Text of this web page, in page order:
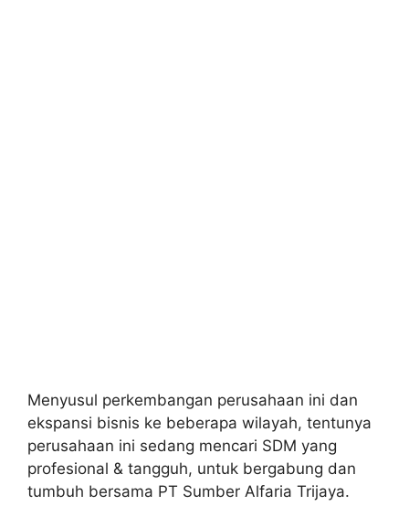
Menyusul perkembangan perusahaan ini dan
ekspansi bisnis ke beberapa wilayah, tentunya
perusahaan ini sedang mencari SDM yang
profesional & tangguh, untuk bergabung dan
tumbuh bersama PT Sumber Alfaria Trijaya.